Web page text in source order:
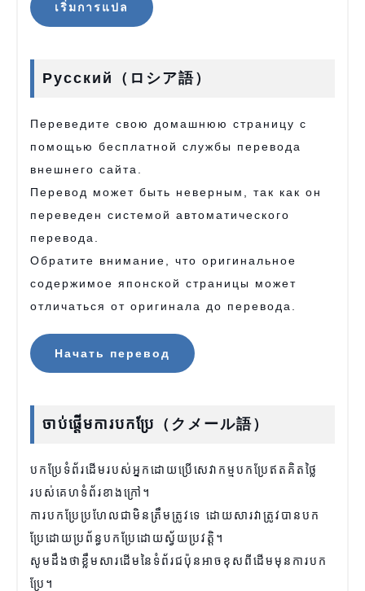
เริ่มการแปล
Русский（ロシア語）
Переведите свою домашнюю страницу с
помощью бесплатной службы перевода
внешнего сайта.
Перевод может быть неверным, так как он
переведен системой автоматического
перевода.
Обратите внимание, что оригинальное
содержимое японской страницы может
отличаться от оригинала до перевода.
Начать перевод
ចាប់ផ្តើមការបកប្រែ（クメール語）
បកប្រែទំព័រដើមរបស់អ្នកដោយប្រើសេវាកម្មបកប្រែឥតគិតថ្លៃ
របស់គេហទំព័រខាងក្រៅ។
ការបកប្រែប្រហែលជាមិនត្រឹមត្រូវទេ ដោយសារវាត្រូវបានបក
ប្រែដោយប្រព័ន្ធបកប្រែដោយស្វ័យប្រវត្តិ។
សូម​ដឹង​ថា​ខ្លឹមសារ​ដើម​នៃ​ទំព័រ​ជប៉ុន​អាច​ខុស​ពី​ដើម​មុន​ការ​បក​
ប្រែ។